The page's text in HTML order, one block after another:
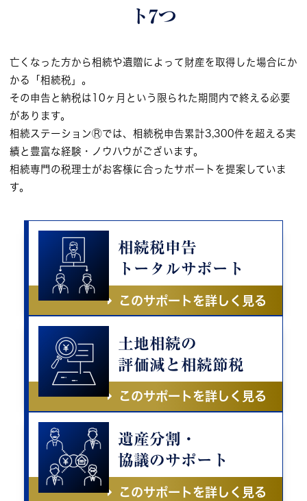
ト7つ
亡くなった方から相続や遺贈によって財産を取得した場合にか
かる「相続税」。
その申告と納税は10ヶ月という限られた期間内で終える必要
があります。
相続ステーションⓇでは、相続税申告累計3,300件を超える実
績と豊富な経験・ノウハウがございます。
相続専門の税理士がお客様に合ったサポートを提案していま
す。
相続税申告
トータルサポート
このサポートを詳しく見る
土地相続の
評価減と相続節税
このサポートを詳しく見る
遺産分割・
協議のサポート
このサポートを詳しく見る